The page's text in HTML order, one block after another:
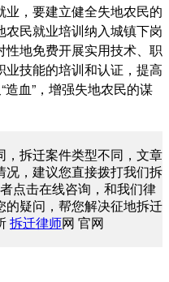
，要建立健全失地农民的
民就业培训纳入城镇下岗
地免费开展实用技术、职
技能的培训和认证，提高
造血”，增强失地农民的谋
，拆迁案件类型不同，文章
况，建议您直接拨打我们拆
者点击在线咨询，和我们律
的疑问，帮您解决征地拆迁
拆迁律师网 官网